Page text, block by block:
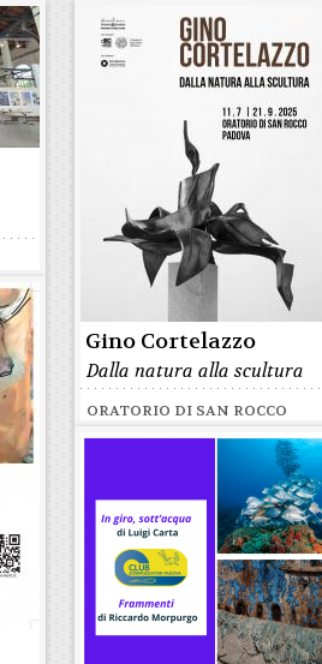
Gino Cortelazzo
Dalla natura alla scultura
ORATORIO DI SAN ROCCO